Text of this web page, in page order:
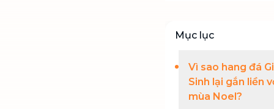
Mục lục
Vì sao hang đá
Sinh lại gắn liền
mùa Noel?